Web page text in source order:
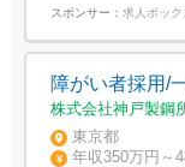
スポンサー： 求人ボック
障がい者採用/
株式会社神戸製鋼
東京都
年収350万円～